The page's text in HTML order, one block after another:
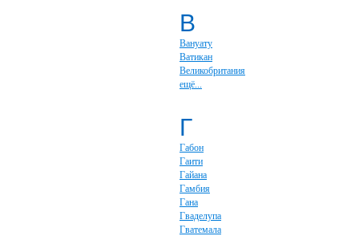
В
Вануату
Ватикан
Великобритания
ещё...
Г
Габон
Гаити
Гайана
Гамбия
Гана
Гваделупа
Гватемала